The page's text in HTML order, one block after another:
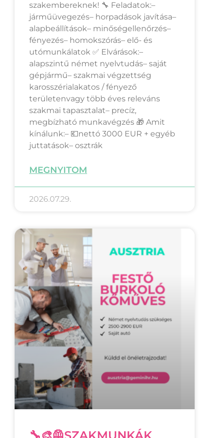
szakembereknek! 🔧 Feladatok:–
járműüvegezés– horpadások javítása–
alapbeállítások– minőségellenőrzés–
fényezés– homokszórás– elő- és
utómunkálatok ✅ Elvárások:–
alapszintű német nyelvtudás– saját
gépjármű– szakmai végzettség
karosszérialakatos / fényező
területenvagy több éves releváns
szakmai tapasztalat– precíz,
megbízható munkavégzés 🎁 Amit
kínálunk:– 💶nettó 3000 EUR + egyéb
juttatások– osztrák
MEGNYITOM
2026.07.29.